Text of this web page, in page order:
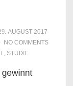
AUGUST 2017
NO COMMENTS
, STUDIE